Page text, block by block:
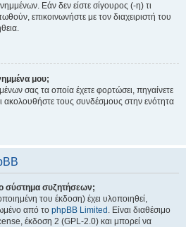
Εάν δεν είστε σίγουρος (-η) τι
επικοινωνήστε με τον διαχειριστή του
μου;
σας τα οποία έχετε φορτώσει, πηγαίνετε
ακολουθήστε τους συνδέσμους στην ενότητα
σύστημα συζητήσεων;
του έκδοση) έχει υλοποιηθεί,
από το phpBB Limited . Είναι διαθέσιμο
έκδοση 2 (GPL-2.0) και μπορεί να